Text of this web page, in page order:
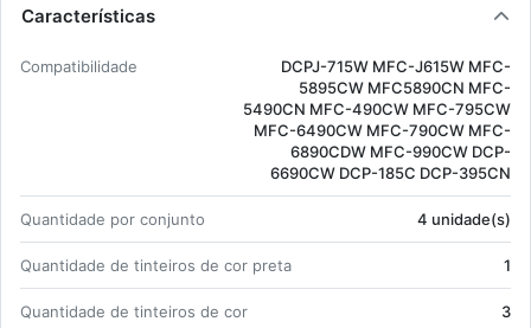
Características
Com­pa­ti­bi­li­dade
DCPJ-715W MFC-J615W MFC-
5895CW MFC5890CN MFC-
5490CN MFC-490CW MFC-795CW
MFC-6490CW MFC-790CW MFC-
6890CDW MFC-990CW DCP-
6690CW DCP-185C DCP-395CN
Quan­ti­dade por con­junto 4 uni­dade(s)
Quan­ti­dade de tin­teiros de cor preta 1
Quan­ti­dade de tin­teiros de cor 3